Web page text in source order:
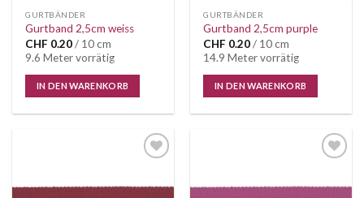
GURTBÄNDER
Gurtband 2,5cm weiss
CHF 0.20/ 10 cm
9.6 Meter vorrätig
IN DEN WARENKORB
GURTBÄNDER
Gurtband 2,5cm purple
CHF 0.20/ 10 cm
14.9 Meter vorrätig
IN DEN WARENKORB